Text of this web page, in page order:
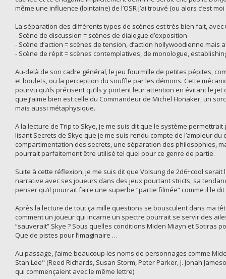
même une influence (lointaine) de l’OSR j’ai trouvé (ou alors c’est
La séparation des différents types de scènes est très bien fait,
- Scène de discussion = scènes de dialogue d’exposition
- Scène d’action = scènes de tension, d’action hollywoodienne
- Scène de répit = scènes contemplatives, de monologue,
Au-delà de son cadre général, le jeu fourmille de petites pépites,
et boulets, ou la perception du souffle par les démons. Cette
pourvu qu’ils précisent qu’ils y portent leur attention en évitant le
que j’aime bien est celle du Commandeur de Michel Honaker, un
mais aussi métaphysique.
A la lecture de Trip to Skye, je me suis dit que le système
lisant Secrets de Skye que je me suis rendu compte de l’ampleur
compartimentation des secrets, une séparation des philosophies,
pourrait parfaitement être utilisé tel quel pour ce genre de partie.
Suite à cette réflexion, je me suis dit que Volsung de 2d6+cool
narrative avec ses joueurs dans des jeux pourtant stricts, sa
penser qu’il pourrait faire une superbe “partie filmée” comme il le dit
Après la lecture de tout ça mille questions se bousculent dans ma
comment un joueur qui incarne un spectre pourrait se servir des
“sauverait” Skye ? Sous quelles conditions Miden Miayn et Sotiras
Que de pistes pour l’imaginaire …
Au passage, j’aime beaucoup les noms de personnages comme
Stan Lee" (Reed Richards, Susan Storm, Peter Parker, J. Jonah
qui commençaient avec le même lettre).